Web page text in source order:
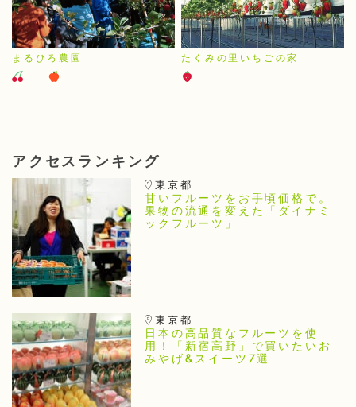
まるひろ農園 たくみの里いちごの家
アクセスランキング
東京都
甘いフルーツをお手頃価格で。
果物の流通を変えた「ダイナミ
ックフルーツ」
東京都
日本の高品質なフルーツを使
用！「新宿高野」で買いたいお
みやげ&スイーツ7選